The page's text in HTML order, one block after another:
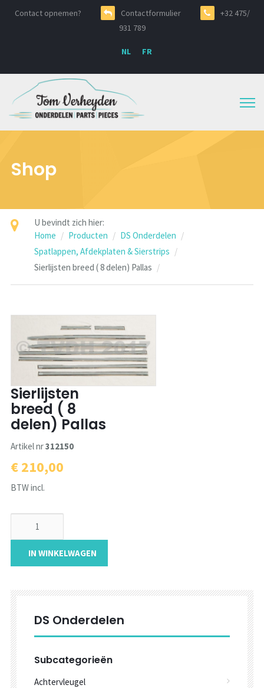
Contact opnemen? Contactformulier
+32 475/
931 789
NL FR
Shop
U bevindt zich hier:
Home
Producten
DS Onderdelen
Spatlappen, Afdekplaten & Sierstrips
Sierlijsten breed ( 8 delen) Pallas
Sierlijsten
breed ( 8
delen) Pallas
Artikel nr312150
€ 210,00
BTW incl.
IN WINKELWAGEN
DS Onderdelen
Subcategorieën
Achtervleugel